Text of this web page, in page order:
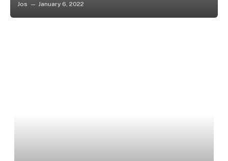
Jos January 6, 2022